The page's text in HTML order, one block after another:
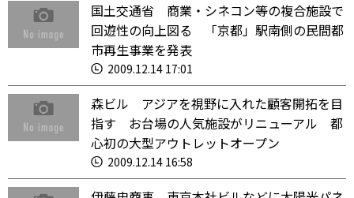
国土交通省 商業・シネコン等の複合施設で
回遊性の向上図る 「京都」駅南側の民間都
市再生事業を発表
2009.12.14 17:01
森ビル アジアを視野に入れた顧客開拓を目
指す お台場の人気施設がリニューアル 都
心初の大型アウトレットオープン
2009.12.14 16:58